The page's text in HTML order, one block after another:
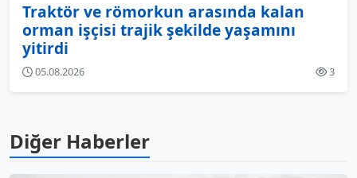
Traktör ve römorkun arasında kalan
orman işçisi trajik şekilde yaşamını
yitirdi
05.08.2026 3
Diğer Haberler